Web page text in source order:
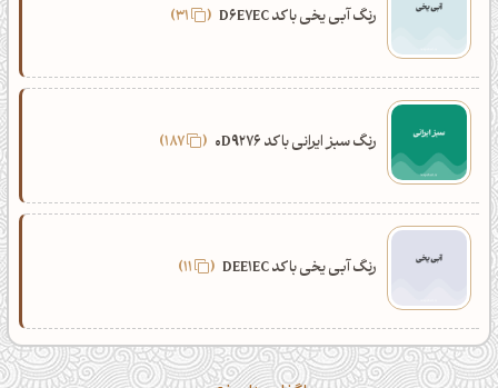
رنگ آبی یخی با کد D6E7EC
رنگ سبز ایرانی با کد 0D9276 187
رنگ آبی یخی با کد DEE1EC